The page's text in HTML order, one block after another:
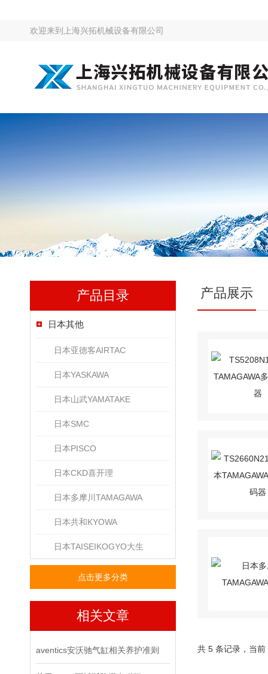
欢迎来到 上海兴拓机械设备有限公司
产品目录
日本其他
日本亚德客AIRTAC
日本YASKAWA
日本山武YAMATAKE
日本SMC
日本PISCO
日本CKD喜开理
日本多摩川TAMAGAWA
日本共和KYOWA
日本TAISEIKOGYO大生
点击更多分类
相关文章
aventics安沃驰气缸相关养护准则
产品展示
共 5 条记录，当